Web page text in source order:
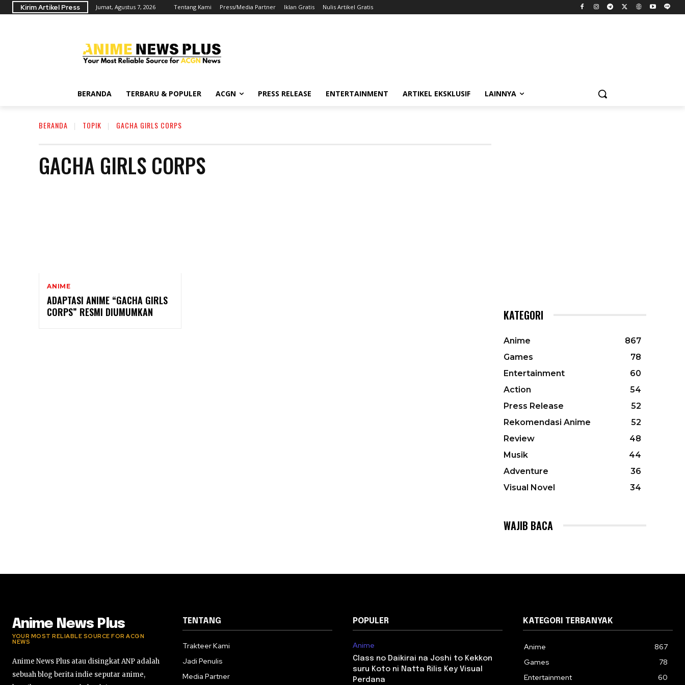
Kirim Artikel Press Jumat, Agustus 7, 2026 Tentang Kami Press/Media Partner Iklan Gratis Nulis Artikel Gratis
BERANDA TERBARU & POPULER ACGN PRESS RELEASE ENTERTAINMENT ARTIKEL EKSKLUSIF LAINNYA
BERANDA TOPIK GACHA GIRLS CORPS
GACHA GIRLS CORPS
ANIME
ADAPTASI ANIME “GACHA GIRLS
CORPS” RESMI DIUMUMKAN
KATEGORI
Anime
867
Games
78
Entertainment
60
Action
54
Press Release
52
Rekomendasi Anime
52
Review
48
Musik
44
Adventure
36
Visual Novel
34
WAJIB BACA
Anime News Plus
YOUR MOST RELIABLE SOURCE FOR ACGN
NEWS
Anime News Plus atau disingkat ANP adalah
sebuah blog berita indie seputar anime,
TENTANG
Trakteer Kami
Jadi Penulis
Media Partner
POPULER
Anime
Class no Daikirai na Joshi to Kekkon
suru Koto ni Natta Rilis Key Visual
Perdana
KATEGORI TERBANYAK
Anime
867
Games
78
Entertainment
60